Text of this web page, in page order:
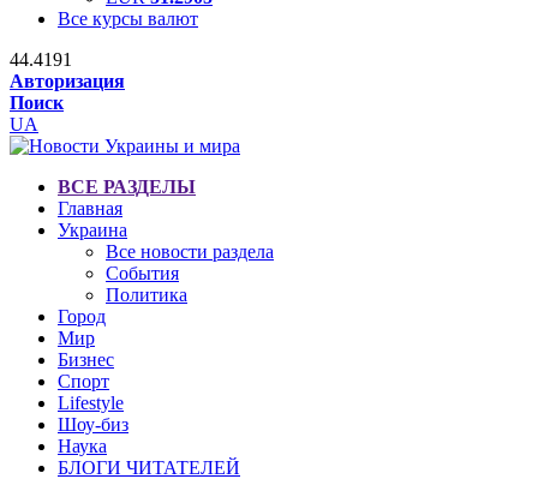
Все курсы валют
44.4191
Авторизация
Поиск
UA
ВСЕ РАЗДЕЛЫ
Главная
Украина
Все новости раздела
События
Политика
Город
Мир
Бизнес
Спорт
Lifestyle
Шоу-биз
Наука
БЛОГИ ЧИТАТЕЛЕЙ